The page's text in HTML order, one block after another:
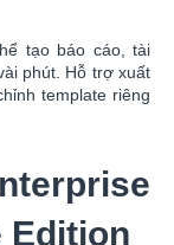
tạo báo cáo, tài
phút. Hỗ trợ xuất
template riêng
Edition